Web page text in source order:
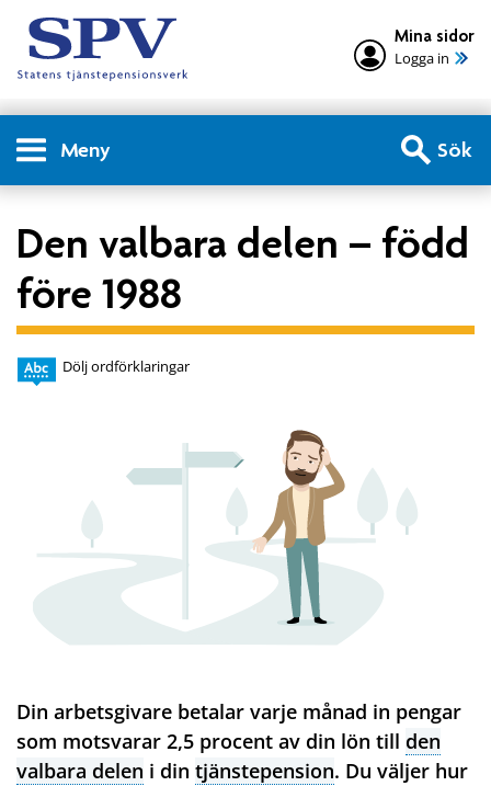
Mina sidor
Logga in
Meny Sök
Den valbara delen – född
före 1988
Dölj ordförklaringar
Din arbetsgivare betalar varje månad in pengar
som motsvarar 2,5 procent av din lön till den
valbara delen i din tjänstepension. Du väljer hur